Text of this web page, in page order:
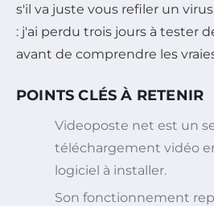
s'il va juste vous refiler un
: j'ai perdu trois jours à tester
avant de comprendre les
POINTS CLÉS À RETENIR
Videoposte net est un
téléchargement vidéo
logiciel à installer.
Son fonctionnement